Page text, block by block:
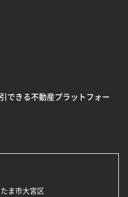
できる不動産プラットフォー
たま市大宮区